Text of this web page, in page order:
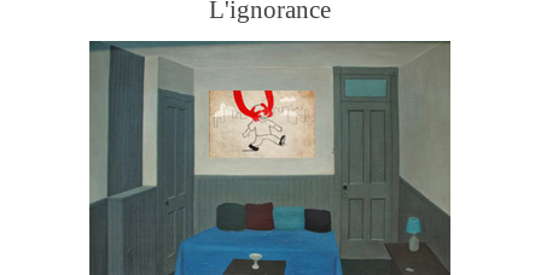
L'ignorance